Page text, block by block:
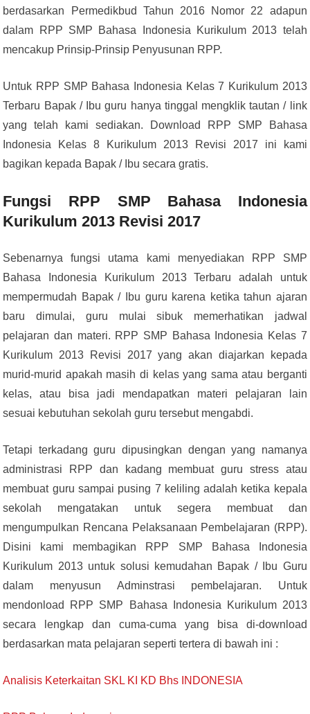
berdasarkan Permedikbud Tahun 2016 Nomor 22 adapun
dalam RPP SMP Bahasa Indonesia Kurikulum 2013 telah
mencakup Prinsip-Prinsip Penyusunan RPP.
Untuk RPP SMP Bahasa Indonesia Kelas 7 Kurikulum 2013
Terbaru Bapak / Ibu guru hanya tinggal mengklik tautan / link
yang telah kami sediakan. Download RPP SMP Bahasa
Indonesia Kelas 8 Kurikulum 2013 Revisi 2017 ini kami
bagikan kepada Bapak / Ibu secara gratis.
Fungsi RPP SMP Bahasa Indonesia
Kurikulum 2013 Revisi 2017
Sebenarnya fungsi utama kami menyediakan RPP SMP
Bahasa Indonesia Kurikulum 2013 Terbaru adalah untuk
mempermudah Bapak / Ibu guru karena ketika tahun ajaran
baru dimulai, guru mulai sibuk memerhatikan jadwal
pelajaran dan materi. RPP SMP Bahasa Indonesia Kelas 7
Kurikulum 2013 Revisi 2017 yang akan diajarkan kepada
murid-murid apakah masih di kelas yang sama atau berganti
kelas, atau bisa jadi mendapatkan materi pelajaran lain
sesuai kebutuhan sekolah guru tersebut mengabdi.
Tetapi terkadang guru dipusingkan dengan yang namanya
administrasi RPP dan kadang membuat guru stress atau
membuat guru sampai pusing 7 keliling adalah ketika kepala
sekolah mengatakan untuk segera membuat dan
mengumpulkan Rencana Pelaksanaan Pembelajaran (RPP).
Disini kami membagikan RPP SMP Bahasa Indonesia
Kurikulum 2013 untuk solusi kemudahan Bapak / Ibu Guru
dalam menyusun Adminstrasi pembelajaran. Untuk
mendonload RPP SMP Bahasa Indonesia Kurikulum 2013
secara lengkap dan cuma-cuma yang bisa di-download
berdasarkan mata pelajaran seperti tertera di bawah ini :
Analisis Keterkaitan SKL KI KD Bhs INDONESIA